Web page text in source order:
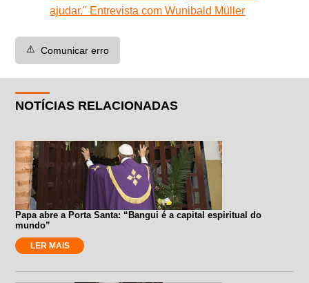
ajudar." Entrevista com Wunibald Müller
⚠️ Comunicar erro
NOTÍCIAS RELACIONADAS
Papa abre a Porta Santa: “Bangui é a capital espiritual do
mundo”
LER MAIS